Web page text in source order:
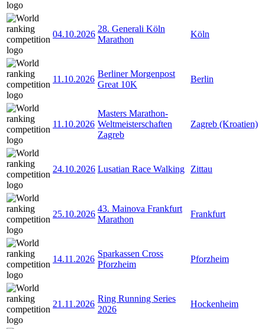
04.10.2026
28. Generali Köln
Marathon
Köln
11.10.2026
Berliner Morgenpost
Great 10K
Berlin
11.10.2026
Masters Marathon-
Weltmeisterschaften
Zagreb
Zagreb (Kroatien)
24.10.2026 Lusatian Race Walking Zittau
25.10.2026
43. Mainova Frankfurt
Marathon
Frankfurt
14.11.2026
Sparkassen Cross
Pforzheim
Pforzheim
21.11.2026
Ring Running Series
2026
Hockenheim